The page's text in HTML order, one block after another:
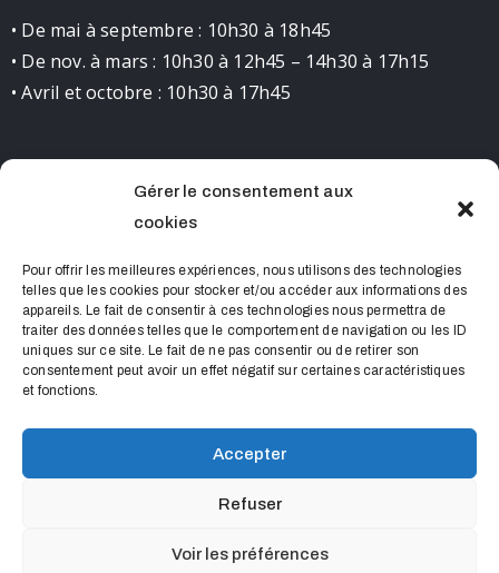
Gérer le consentement aux
cookies
Pour offrir les meilleures expériences, nous utilisons des technologies
telles que les cookies pour stocker et/ou accéder aux informations des
appareils. Le fait de consentir à ces technologies nous permettra de
traiter des données telles que le comportement de navigation ou les ID
uniques sur ce site. Le fait de ne pas consentir ou de retirer son
consentement peut avoir un effet négatif sur certaines caractéristiques
et fonctions.
Accepter
Refuser
Voir les préférences
• De mai à septembre : 10h30 à 18h45
• De nov. à mars : 10h30 à 12h45 – 14h30 à 17h15
• Avril et octobre : 10h30 à 17h45
CONTACT
0490681523 contact@chateaudelourmarin.com
Château de Lourmarin © 2022 Tous droits réservés
Sacrebleu